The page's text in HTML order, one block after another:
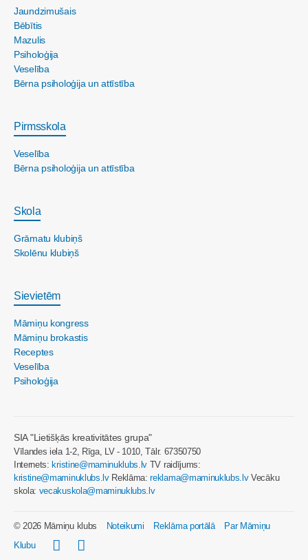
Jaundzimušais
Bēbītis
Mazulis
Psiholoģija
Veselība
Bērna psiholoģija un attīstība
Pirmsskola
Veselība
Bērna psiholoģija un attīstība
Skola
Grāmatu klubiņš
Skolēnu klubiņš
Sievietēm
Māmiņu kongress
Māmiņu brokastis
Receptes
Veselība
Psiholoģija
SIA "Lietišķās kreativitātes grupa"
Vīlandes iela 1-2, Rīga, LV - 1010, Tālr. 67350750
Internets: kristine@maminuklubs.lv TV raidījums:
kristine@maminuklubs.lvReklāma:reklama@maminuklubs.lvVecāku
skola: vecakuskola@maminuklubs.lv
© 2026 Māmiņu klubs Noteikumi Reklāma portālā
Par Māmiņu
Klubu